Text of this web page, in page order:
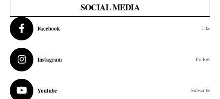
SOCIAL MEDIA
Facebook Like
Instagram Follow
Youtube Subscribe